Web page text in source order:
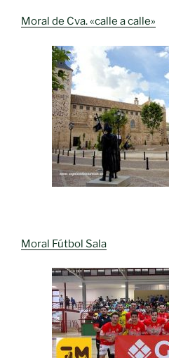
Moral de Cva. «calle a calle»
Moral Fútbol Sala